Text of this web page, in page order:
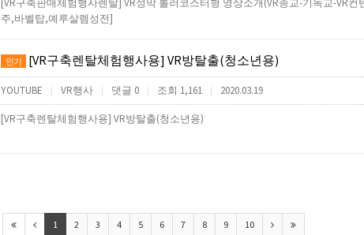
주,바벨탑,예루살렘성전]
인기 [VR구축렌탈체험행사용] VR방탈출(청소년용)
YOUTUBE | VR행사 | 댓글 0 | 조회 1,161 | 2020.03.19
[VR구축렌탈체험행사용] VR방탈출(청소년용)
1 2 3 4 5 6 7 8 9 10